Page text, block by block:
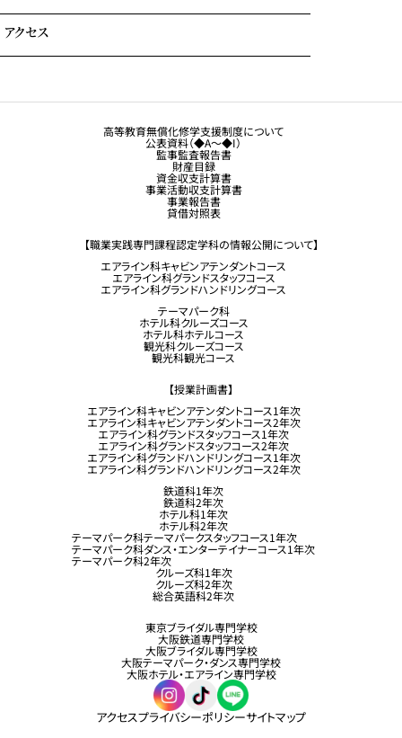
大学生・社会人の方へ
観光業界 進学ガイドブック
アクセス
高等教育無償化修学支援制度について
公表資料（◆A～◆I）
監事監査報告書
財産目録
資金収支計算書
事業活動収支計算書
事業報告書
貸借対照表
【職業実践専門課程認定学科の情報公開について】
エアライン科キャビンアテンダントコース
エアライン科グランドスタッフコース
エアライン科グランドハンドリングコース
テーマパーク科
ホテル科クルーズコース
ホテル科ホテルコース
観光科クルーズコース
観光科観光コース
【授業計画書】
エアライン科キャビンアテンダントコース1年次
エアライン科キャビンアテンダントコース2年次
エアライン科グランドスタッフコース1年次
エアライン科グランドスタッフコース2年次
エアライン科グランドハンドリングコース1年次
エアライン科グランドハンドリングコース2年次
鉄道科1年次
鉄道科2年次
ホテル科1年次
ホテル科2年次
テーマパーク科テーマパークスタッフコース1年次
テーマパーク科ダンス・エンターテイナーコース1年次
テーマパーク科2年次
クルーズ科1年次
クルーズ科2年次
総合英語科2年次
東京ブライダル専門学校
大阪鉄道専門学校
大阪ブライダル専門学校
大阪テーマパーク・ダンス専門学校
大阪ホテル・エアライン専門学校
アクセスプライバシーポリシーサイトマップ